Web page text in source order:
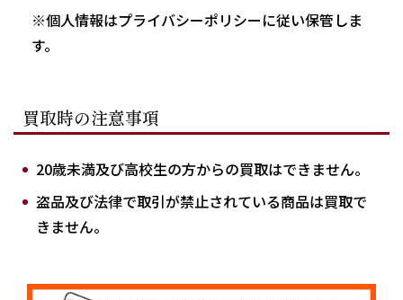
※個人情報はプライバシーポリシーに従い保管しま
す。
買取時の注意事項
20歳未満及び高校生の方からの買取はできません。
盗品及び法律で取引が禁止されている商品は買取で
きません。